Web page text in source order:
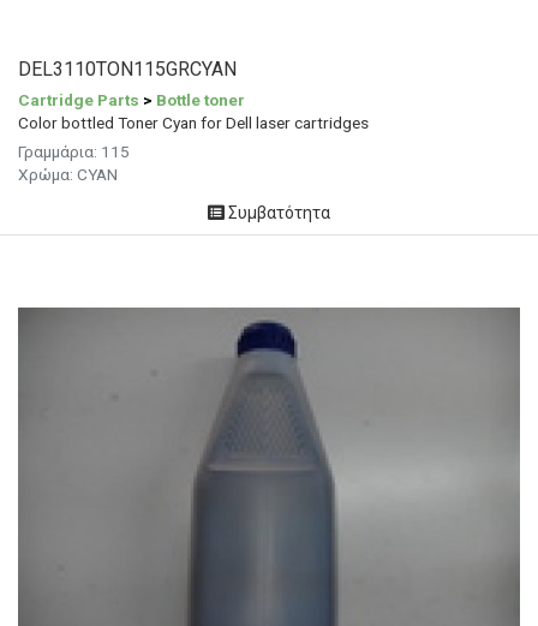
DEL3110TON115GRCYAN
Cartridge Parts > Bottle toner
Color bottled Toner Cyan for Dell laser cartridges
Γραμμάρια: 115
Χρώμα: CYAN
Συμβατότητα